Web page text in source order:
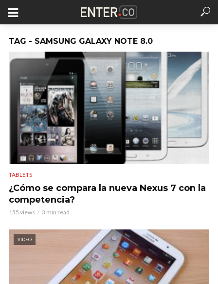
TAG - SAMSUNG GALAXY NOTE 8.0
TABLETS
¿Cómo se compara la nueva Nexus 7 con la
competencia?
155 views 3 min read
VIDEO